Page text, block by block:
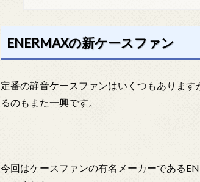
ENERMAXの新ケースファン
定番の静音ケースファンはいくつもありま
るのもまた一興です。
今回はケースファンの有名メーカーである